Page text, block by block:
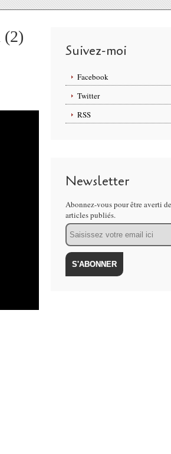
(2)
Suivez-moi
Facebook
Twitter
RSS
Newsletter
Abonnez-vous pour être averti
articles publiés.
Email